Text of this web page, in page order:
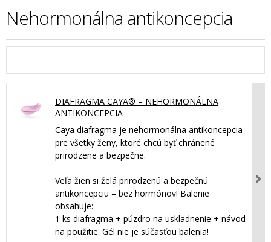
Nehormonálna antikoncepcia
DIAFRAGMA CAYA® – NEHORMONÁLNA
ANTIKONCEPCIA
Caya diafragma je nehormonálna antikoncepcia
pre všetky ženy, ktoré chcú byť chránené
prirodzene a bezpečne.
Veľa žien si želá prirodzenú a bezpečnú
antikoncepciu – bez hormónov! Balenie
obsahuje:
1 ks diafragma + púzdro na uskladnenie + návod
na použitie. Gél nie je súčasťou balenia!